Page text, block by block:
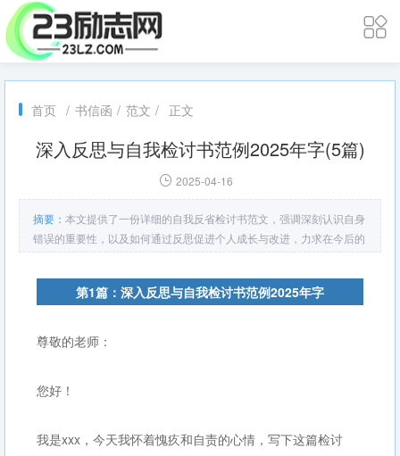
首页 / 书信函 / 范文 / 正文
深入反思与自我检讨书范例2025年字(5篇)
2025-04-16
摘要： 本文提供了一份详细的自我反省检讨书范文，强调深刻认识自身
错误的重要性，以及如何通过反思促进个人成长与改进，力求在今后的
生活中更好地完善自我。
第1篇：深入反思与自我检讨书范例2025年字
尊敬的老师：
您好！
我是xxx，今天我怀着愧疚和自责的心情，写下这篇检讨